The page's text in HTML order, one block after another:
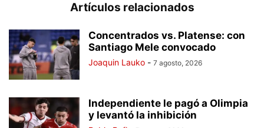
Artículos relacionados
Concentrados vs. Platense: con
Santiago Mele convocado
Joaquin Lauko - 7 agosto, 2026
Independiente le pagó a Olimpia
y levantó la inhibición